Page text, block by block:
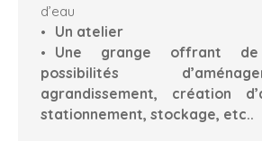
d’eau
Un atelier
Une grange
offrant de
possibilités
agrandissement, création
stationnement, stockage, etc..